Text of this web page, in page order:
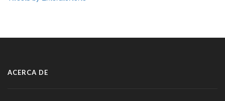
ACERCA DE